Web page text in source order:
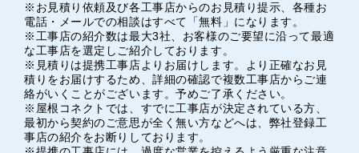
※お見積り依頼及び各工事店からのお見積り提示、各種お
電話・メールでの相談はすべて「無料」になります。
※工事店の紹介数は最大3社、お客様のご要望に沿って最適
な工事店を選定しご紹介しております。
※見積りは提携工事店よりお届けします。より正確なお見
積りをお届けするため、詳細の確認で複数工事店からご連
絡がいくことがございます。予めご了承ください。
※屋根コネクトでは、すでに工事店が決定されている方、
最初から契約のご意思が全く無い方などへは、弊社登録工
事店の紹介をお断りしております。